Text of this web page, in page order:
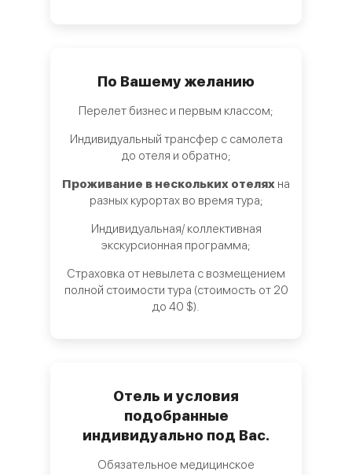
По Вашему желанию
Перелет бизнес и первым классом;
Индивидуальный трансфер с самолета
до отеля и обратно;
Проживание в нескольких отелях на
разных курортах во время тура;
Индивидуальная/ коллективная
экскурсионная программа;
Страховка от невылета с возмещением
полной стоимости тура (стоимость от 20
до 40 $).
Отель и условия
подобранные
индивидуально под Вас.
Обязательное медицинское